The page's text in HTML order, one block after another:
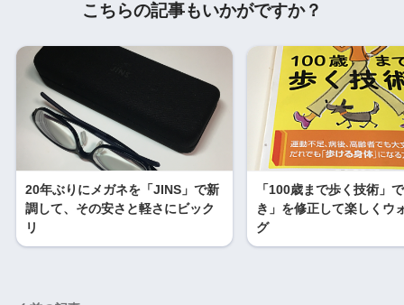
こちらの記事もいかがですか？
20年ぶりにメガネを「JINS」で新
調して、その安さと軽さにビック
リ
「100歳まで歩く技術」
き」を修正して楽しくウ
グ